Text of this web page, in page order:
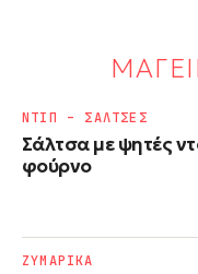
Σάλτσα με ψητές
φούρνο
ΝΤΙΠ – ΣΑΛΤΣΕΣ
ΖΥΜΑΡΙΚΑ